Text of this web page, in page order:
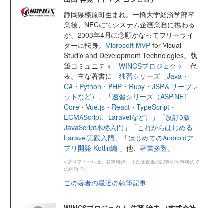
静岡県榛原町生まれ。一橋大学経済学部卒
業後、NECにてシステム企画業務に携わる
が、2003年4月に念願かなってフリーライ
ターに転身。 Microsoft MVP for Visual
Studio and Development Technologies。執
筆コミュニティ「WINGSプロジェクト 」代
表。主な著書に「独習シリーズ（Java・
C#・Python・PHP・Ruby・JSP＆サーブレ
ットなど）
」「速習シリーズ（ASP.NET
Core・Vue.js・React・TypeScript・
ECMAScript、Laravelなど）
」「改訂3版
JavaScript本格入門 」「これからはじめる
Laravel実践入門 」「はじめてのAndroidア
プリ開発 Kotlin編 」他、 著書多数。
※プロフィールは、執筆時点、または直近の記事の寄稿時点で
の内容です
この著者の最近の執筆記事